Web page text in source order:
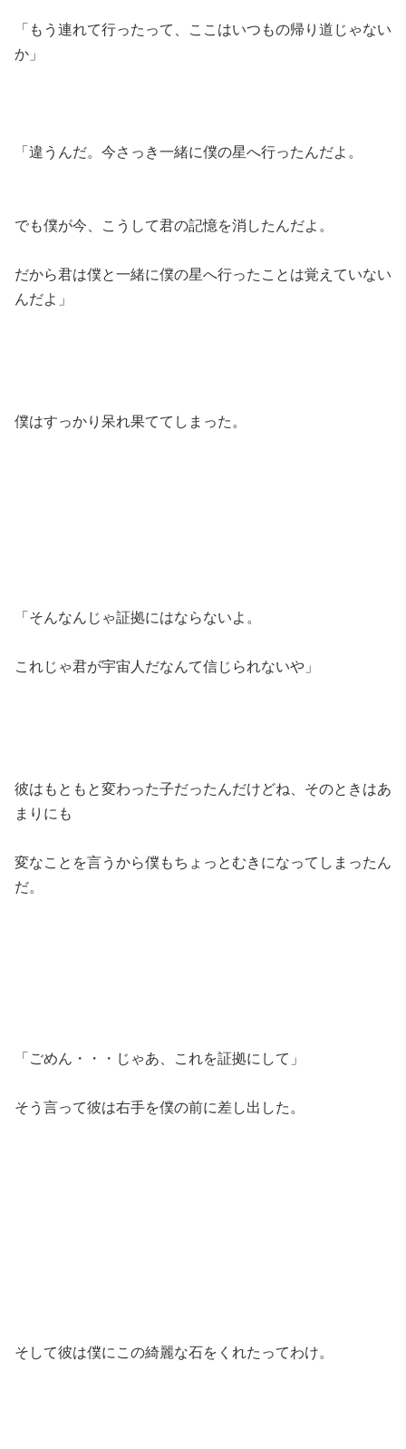
「もう連れて行ったって、ここはいつもの帰り道じゃない
か」
「違うんだ。今さっき一緒に僕の星へ行ったんだよ。
でも僕が今、こうして君の記憶を消したんだよ。
だから君は僕と一緒に僕の星へ行ったことは覚えていない
んだよ」
僕はすっかり呆れ果ててしまった。
「そんなんじゃ証拠にはならないよ。
これじゃ君が宇宙人だなんて信じられないや」
彼はもともと変わった子だったんだけどね、そのときはあ
まりにも
変なことを言うから僕もちょっとむきになってしまったん
だ。
「ごめん・・・じゃあ、これを証拠にして」
そう言って彼は右手を僕の前に差し出した。
そして彼は僕にこの綺麗な石をくれたってわけ。